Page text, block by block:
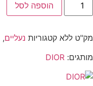
הוספה לסל
מק"ט ללא קטגוריות נעליים,
מותגים: DIOR